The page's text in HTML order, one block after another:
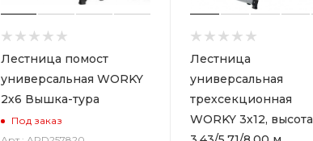
Лестница помост
универсальная WORKY
2х6 Вышка-тура
Под заказ
Лестница
универсальная
трехсекционная
WORKY 3х12, высота